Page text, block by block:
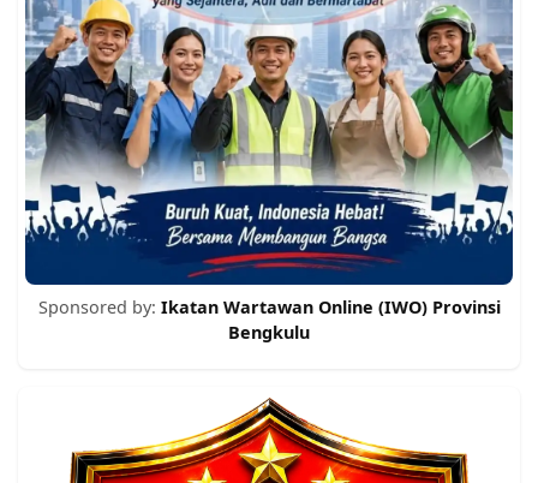
Sponsored by: Ikatan Wartawan Online (IWO) Provinsi
Bengkulu